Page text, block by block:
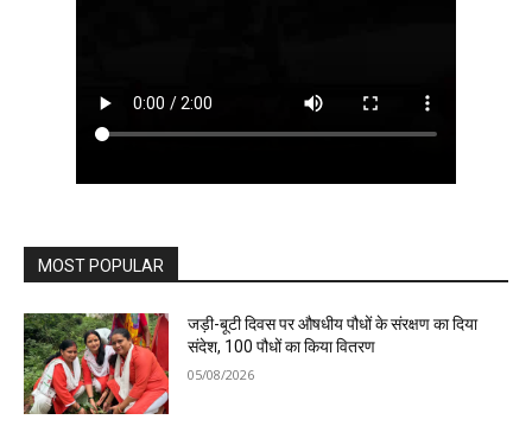
MOST POPULAR
जड़ी-बूटी दिवस पर औषधीय पौधों के संरक्षण का दिया
संदेश, 100 पौधों का किया वितरण
05/08/2026